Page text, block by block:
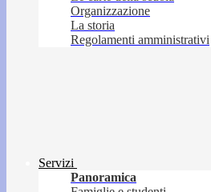
Organizzazione
La storia
Regolamenti amministrativi
Servizi
Panoramica